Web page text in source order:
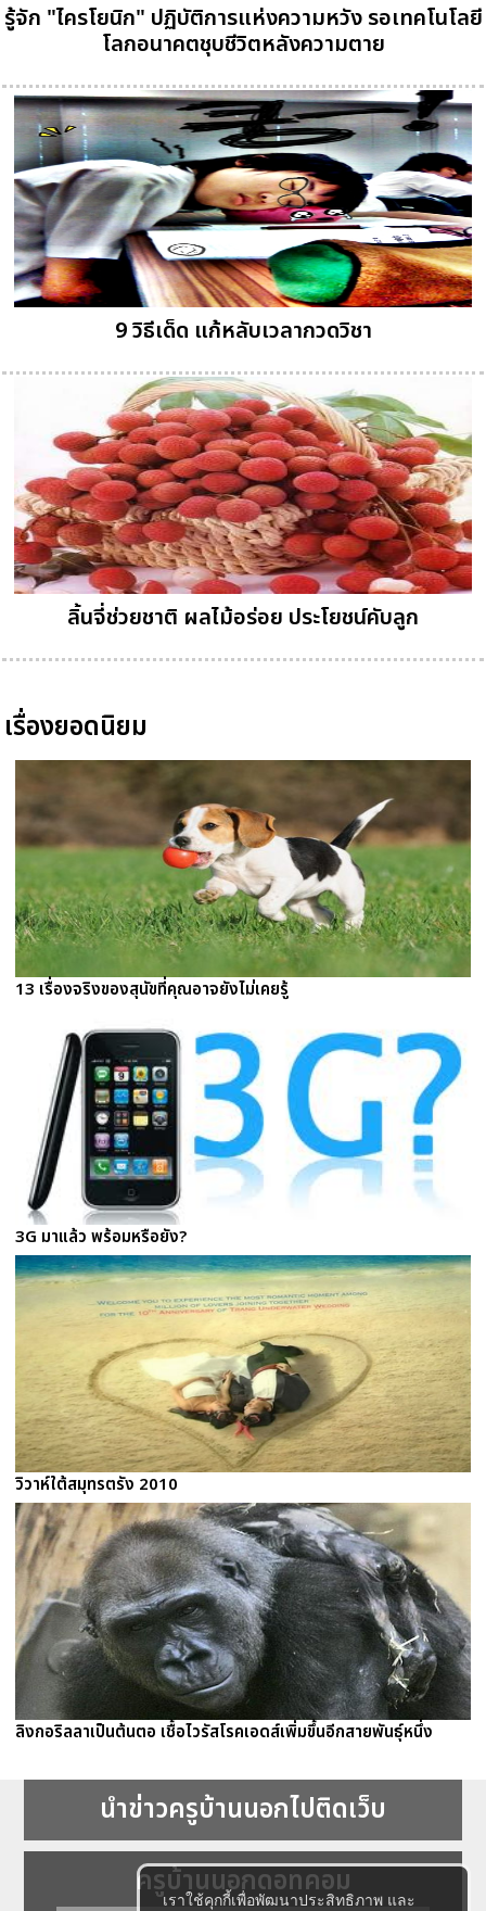
เราใช้คุกกี้เพื่อพัฒนาประสิทธิภาพ และ
รู้จัก "ไครโยนิก" ปฏิบัติการแห่งความหวัง รอเทคโนโลยี
โลกอนาคตชุบชีวิตหลังความตาย
9 วิธีเด็ด แก้หลับเวลากวดวิชา
ลิ้นจี่ช่วยชาติ ผลไม้อร่อย ประโยชน์คับลูก
เรื่องยอดนิยม
13 เรื่องจริงของสุนัขที่คุณอาจยังไม่เคยรู้
3G มาแล้ว พร้อมหรือยัง?
วิวาห์ใต้สมุทรตรัง 2010
ลิงกอริลลาเป็นต้นตอ เชื้อไวรัสโรคเอดส์เพิ่มขึ้นอีกสายพันธุ์หนึ่ง
นำข่าวครูบ้านนอกไปติดเว็บ
ครูบ้านนอกดอทคอม